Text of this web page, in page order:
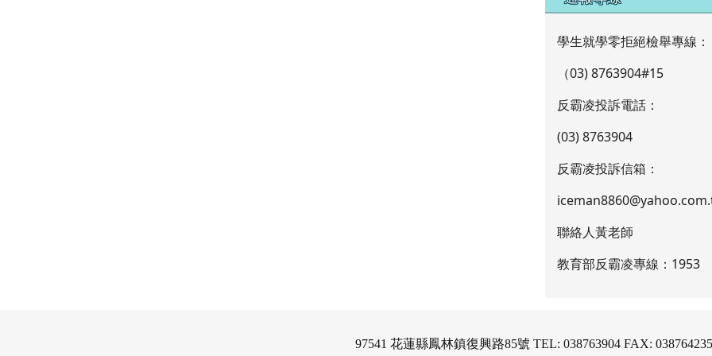
學生就學零拒絕檢舉專線：
（03) 8763904#15
反霸凌投訴電話：
(03) 8763904
反霸凌投訴信箱：
聯絡人黃老師
教育部反霸凌專線：1953
97541 花蓮縣鳳林鎮復興路85號 TEL: 038763904 FAX: 038764235